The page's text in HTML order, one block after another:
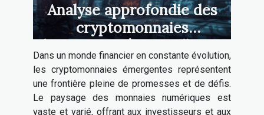
Analyse approfondie des
cryptomonnaies
émergentes à surveiller en
2023
Dans un monde financier en constante évolution,
les cryptomonnaies émergentes représentent
une frontière pleine de promesses et de défis.
Le paysage des monnaies numériques est
vaste et varié, offrant aux investisseurs et aux